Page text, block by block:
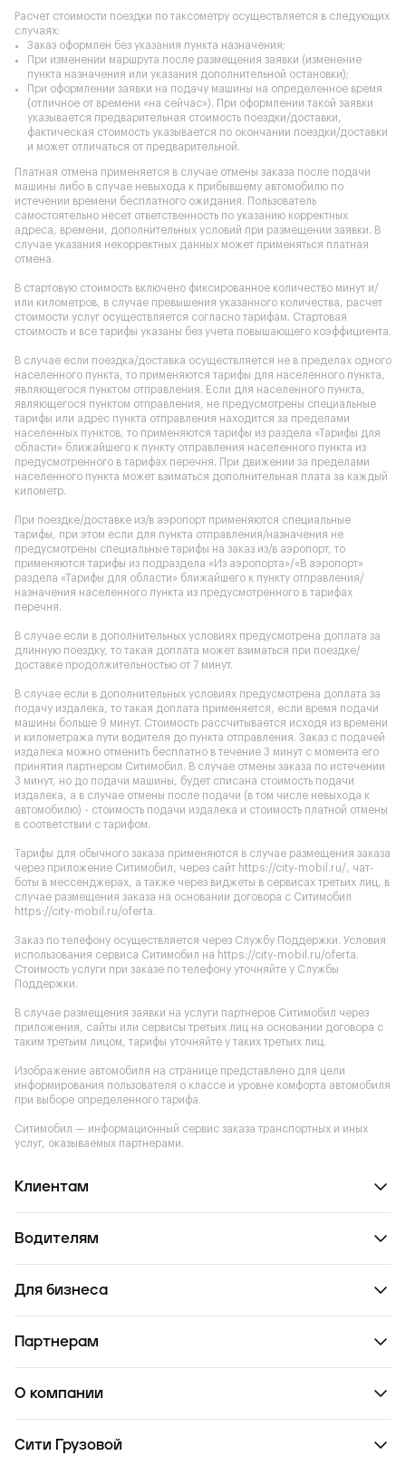
Расчет стоимости поездки по таксометру осуществляется в следующих
случаях:
Заказ оформлен без указания пункта назначения;
При изменении маршрута после размещения заявки (изменение
пункта назначения или указания дополнительной остановки);
При оформлении заявки на подачу машины на определенное время
(отличное от времени «на сейчас»). При оформлении такой заявки
указывается предварительная стоимость поездки/доставки,
фактическая стоимость указывается по окончании поездки/доставки
и может отличаться от предварительной.
Платная отмена применяется в случае отмены заказа после подачи
машины либо в случае невыхода к прибывшему автомобилю по
истечении времени бесплатного ожидания. Пользователь
самостоятельно несет ответственность по указанию корректных
адреса, времени, дополнительных условий при размещении заявки. В
случае указания некорректных данных может применяться платная
отмена.
В стартовую стоимость включено фиксированное количество минут и/
или километров, в случае превышения указанного количества, расчет
стоимости услуг осуществляется согласно тарифам. Стартовая
стоимость и все тарифы указаны без учета повышающего коэффициента.
В случае если поездка/доставка осуществляется не в пределах одного
населенного пункта, то применяются тарифы для населенного пункта,
являющегося пунктом отправления. Если для населенного пункта,
являющегося пунктом отправления, не предусмотрены специальные
тарифы или адрес пункта отправления находится за пределами
населенных пунктов, то применяются тарифы из раздела «Тарифы для
области» ближайшего к пункту отправления населенного пункта из
предусмотренного в тарифах перечня. При движении за пределами
населенного пункта может взиматься дополнительная плата за каждый
километр.
При поездке/доставке из/в аэропорт применяются специальные
тарифы, при этом если для пункта отправления/назначения не
предусмотрены специальные тарифы на заказ из/в аэропорт, то
применяются тарифы из подраздела «Из аэропорта»/«В аэропорт»
раздела «Тарифы для области» ближайшего к пункту отправления/
назначения населенного пункта из предусмотренного в тарифах
перечня.
В случае если в дополнительных условиях предусмотрена доплата за
длинную поездку, то такая доплата может взиматься при поездке/
доставке продолжительностью от 7 минут.
В случае если в дополнительных условиях предусмотрена доплата за
подачу издалека, то такая доплата применяется, если время подачи
машины больше 9 минут. Стоимость рассчитывается исходя из времени
и километража пути водителя до пункта отправления. Заказ с подачей
издалека можно отменить бесплатно в течение 3 минут с момента его
принятия партнером Ситимобил. В случае отмены заказа по истечении
3 минут, но до подачи машины, будет списана стоимость подачи
издалека, а в случае отмены после подачи (в том числе невыхода к
автомобилю) - стоимость подачи издалека и стоимость платной отмены
в соответствии с тарифом.
Тарифы для обычного заказа применяются в случае размещения заказа
через приложение Ситимобил, через сайт https://city-mobil.ru/ , чат-
боты в мессенджерах, а также через виджеты в сервисах третьих лиц, в
случае размещения заказа на основании договора с Ситимобил
https://city-mobil.ru/oferta.
Заказ по телефону осуществляется через Службу Поддержки. Условия
использования сервиса Ситимобил на https://city-mobil.ru/oferta.
Стоимость услуги при заказе по телефону уточняйте у Службы
Поддержки.
В случае размещения заявки на услуги партнеров Ситимобил через
приложения, сайты или сервисы третьих лиц на основании договора с
таким третьим лицом, тарифы уточняйте у таких третьих лиц.
Изображение автомобиля на странице представлено для цели
информирования пользователя о классе и уровне комфорта автомобиля
при выборе определенного тарифа.
Ситимобил — информационный сервис заказа транспортных и иных
услуг, оказываемых партнерами.
Клиентам
Водителям
Для бизнеса
Партнерам
О компании
Сити Грузовой